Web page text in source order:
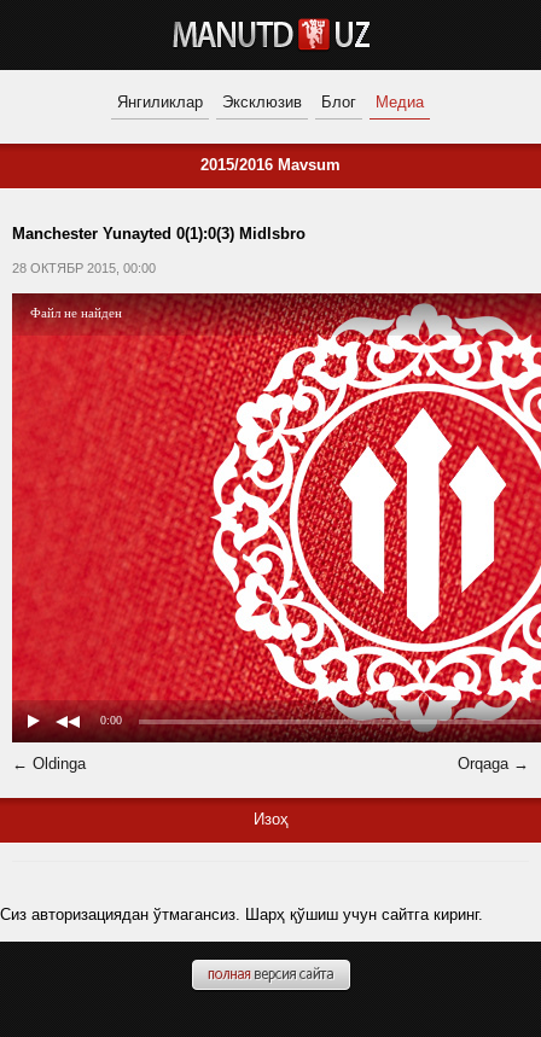
Янгиликлар Эксклюзив Блог Медиа
2015/2016 Mavsum
Manchester Yunayted 0(1):0(3) Midlsbro
28 ОКТЯБР 2015, 00:00
← Oldinga Orqaga →
Изоҳ
Сиз авторизациядан ўтмагансиз. Шарҳ қўшиш учун сайтга киринг.